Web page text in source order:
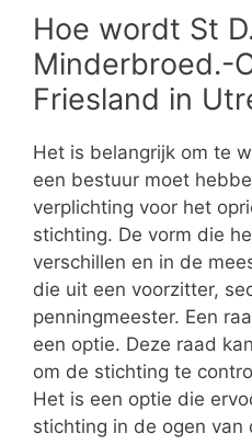
Hoe wordt St
Minderbroed.-
Friesland in
Het is belangrijk om te
een bestuur moet
verplichting voor het
stichting. De vorm die
verschillen en in de
die uit een voorzitter,
penningmeester. Een
een optie. Deze raad
om de stichting te
Het is een optie die
stichting in de ogen van